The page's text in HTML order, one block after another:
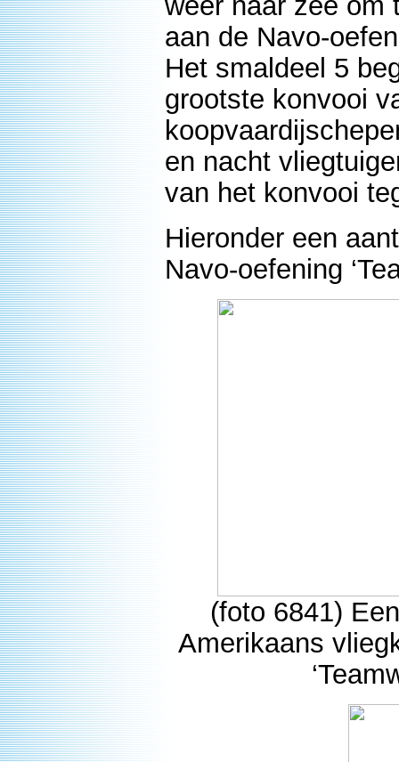
aan de Navo-
Het smaldeel 5
grootste konvooi
en nacht
van het konvooi
Hieronder een
Navo-oefening
(foto 6841)
Amerikaans